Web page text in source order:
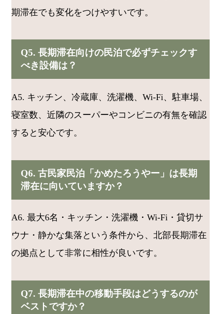
期滞在でも変化をつけやすいです。
Q5. 長期滞在向けの民泊で必ずチェックす
べき設備は？
A5. キッチン、冷蔵庫、洗濯機、Wi-Fi、駐車場、
寝室数、近隣のスーパーやコンビニの有無を確認
すると安心です。
Q6. 古民家民泊「かめたろうやー」は長期
滞在に向いていますか？
A6. 最大6名・キッチン・洗濯機・Wi-Fi・貸切サ
ウナ・静かな集落という条件から、北部長期滞在
の拠点として非常に相性が良いです。
Q7. 長期滞在中の移動手段はどうするのが
ベストですか？